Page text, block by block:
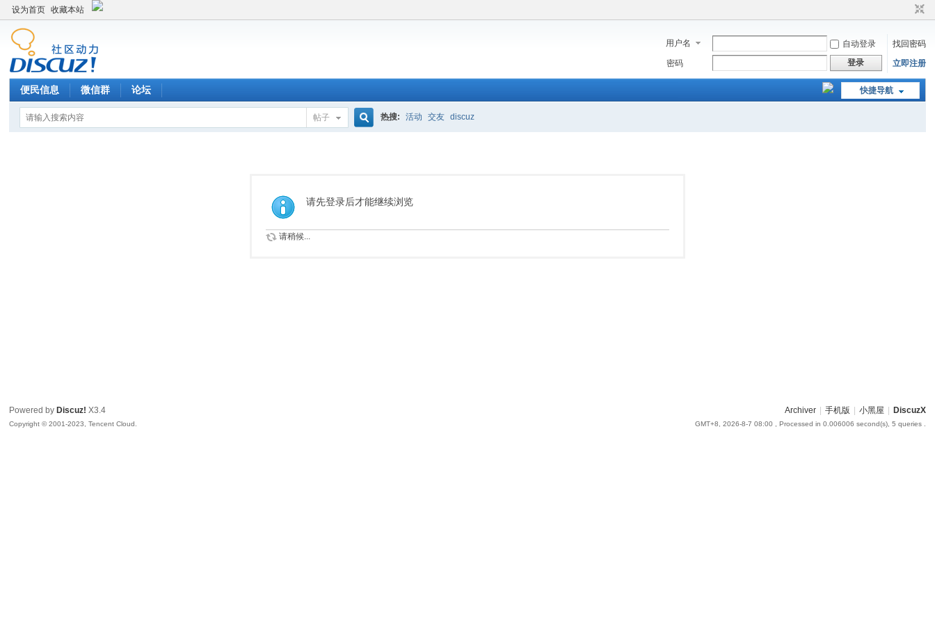
设为首页 收藏本站
用户名 自动登录
找回密码
密码
登录 立即注册
快捷导航
便民信息 微信群 论坛
帖子
索
热搜: 活动 交友 discuz
请先登录后才能继续浏览
请稍候...
Archiver 手机版 小黑屋 DiscuzX
GMT+8, 2026-8-7 08:00 , Processed in 0.006006 second(s), 5 queries .
Powered by Discuz! X3.4
Copyright © 2001-2023, Tencent Cloud.